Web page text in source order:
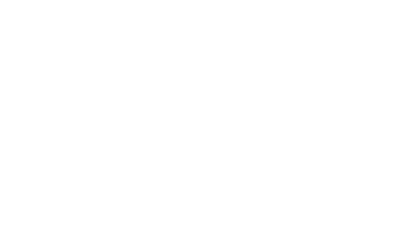
instructions
case; it
him. We have